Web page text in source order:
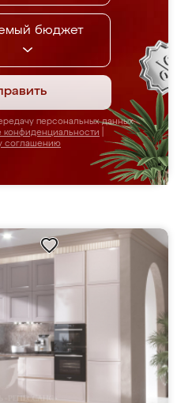
бюджет
персональных данных
конфиденциальности
соглашению